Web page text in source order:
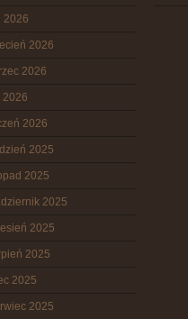
2026
2026
2026
2026
2026
2025
2025
2025
2025
2025
2025
2025